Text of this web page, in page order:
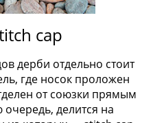
cap
дерби отдельно стоит
где носок проложен
от союзки прямым
делится на